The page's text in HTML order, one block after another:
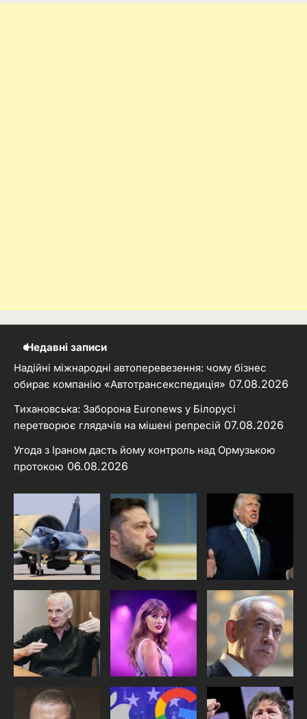
Недавні записи
Надійні міжнародні автоперевезення: чому бізнес
обирає компанію «Автотрансекспедиція» 07.08.2026
Тихановська: Заборона Euronews у Білорусі
перетворює глядачів на мішені репресій 07.08.2026
Угода з Іраном дасть йому контроль над Ормузькою
протокою 06.08.2026